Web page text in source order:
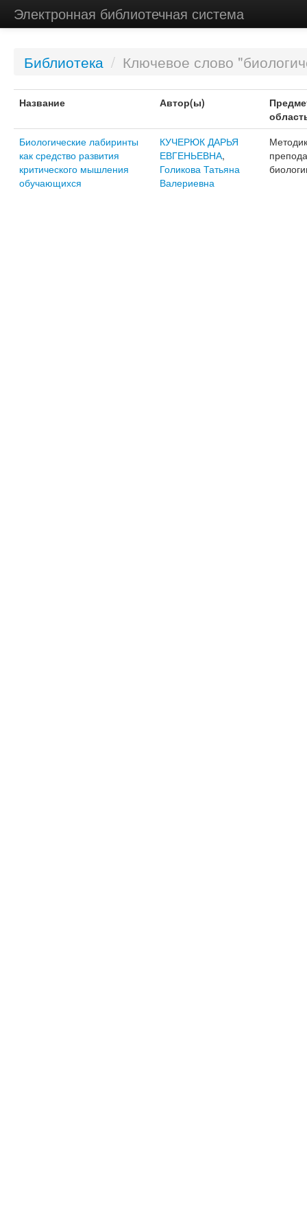
Электронная библиотечная система
Библиотека / Ключевое слово
Название Автор(ы)
Биологические лабиринты
как средство развития
критического мышления
обучающихся
КУЧЕРЮК ДАРЬЯ
ЕВГЕНЬЕВНА,
Голикова Татьяна
Валериевна